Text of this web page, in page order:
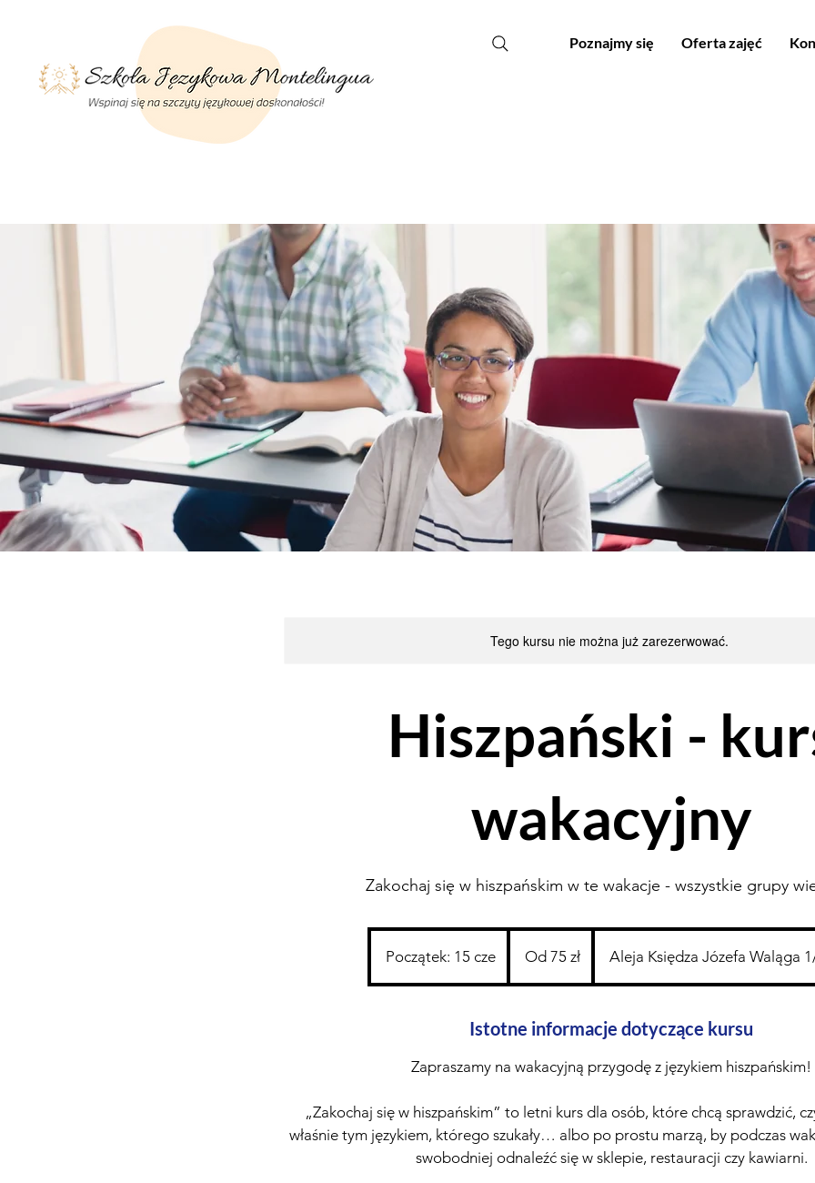
Poznajmy się Oferta zajęć
Tego kursu nie można już zarezerwować.
Hiszpański -
wakacyjny
Zakochaj się w hiszpańskim w te wakacje - wszystkie grupy
Początek: 15 cze
o
z
t
k
:
1
złotych
Od 75 zł Aleja Księdza Józefa Waląga
Istotne informacje dotyczące kursu
Zapraszamy na wakacyjną przygodę z językiem hiszpańskim!
„Zakochaj się w hiszpańskim” to letni kurs dla osób, które chcą sprawdzić,
właśnie tym językiem, którego szukały… albo po prostu marzą, by podczas
swobodniej odnaleźć się w sklepie, restauracji czy kawiarni.